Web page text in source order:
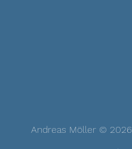
Andreas Möller © 2026